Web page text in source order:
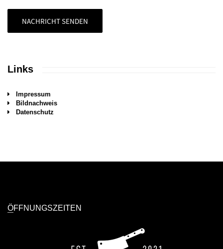
NACHRICHT SENDEN
Links
Impressum
Bildnachweis
Datenschutz
ÖFFNUNGSZEITEN